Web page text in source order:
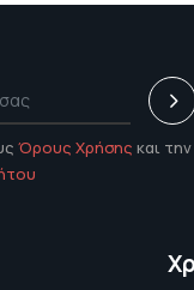
Όρους Χρήσης και την